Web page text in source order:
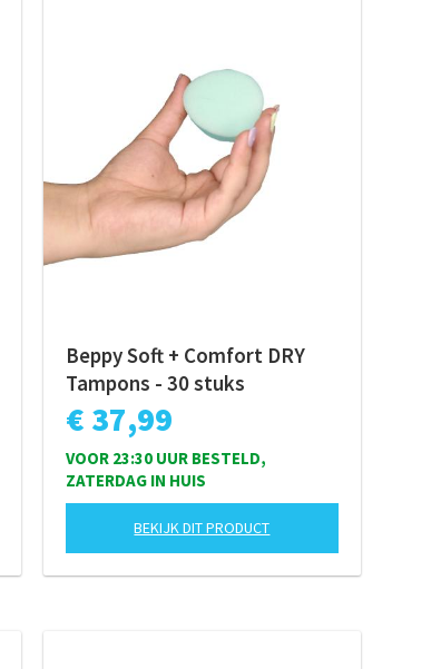
Beppy Soft + Comfort DRY
Tampons - 30 stuks
€ 37,99
VOOR 23:30 UUR BESTELD,
ZATERDAG IN HUIS
BEKIJK DIT PRODUCT